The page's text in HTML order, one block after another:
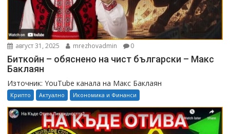
август 31, 2025 mrezhovadmin 0
Биткойн – обяснено на чист български – Макс
Баклаян
Източник: YouTube канала на Макс Баклаян
Крипто Актуално Икономика и Финанси